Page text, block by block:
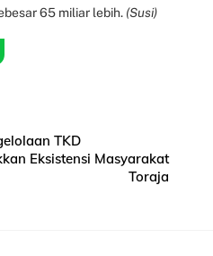
65 miliar lebih. (Susi)
TKD
Eksistensi Masyarakat
Toraja